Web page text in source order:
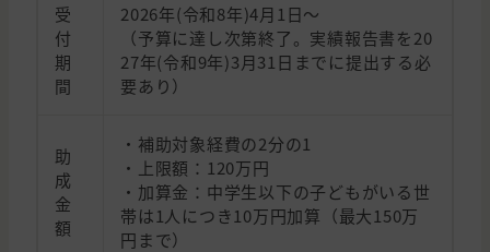
受
付
期
間
2026年(令和8年)4月1日〜
（予算に達し次第終了。実績報告書を20
27年(令和9年)3月31日までに提出する必
要あり）
助
成
金
額
・補助対象経費の2分の1
・上限額：120万円
・加算金：中学生以下の子どもがいる世
帯は1人につき10万円加算（最大150万
円まで）